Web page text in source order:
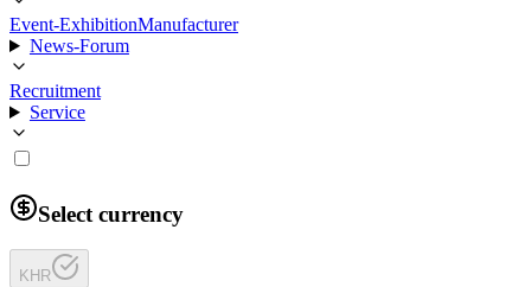
Event-ExhibitionManufacturer
News-Forum
Recruitment
Service
Select currency
KHR